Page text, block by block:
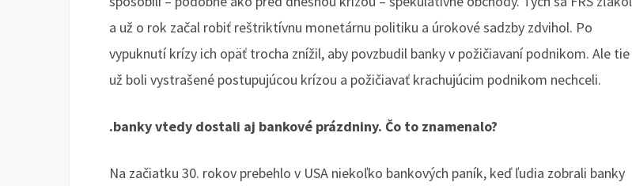
a už o rok začal robiť reštriktívnu monetárnu politiku a úrokové sadzby zdvihol. Po
vypuknutí krízy ich opäť trocha znížil, aby povzbudil banky v požičiavaní podnikom. Ale tie
už boli vystrašené postupujúcou krízou a požičiavať krachujúcim podnikom nechceli.
.banky vtedy dostali aj bankové prázdniny. Čo to znamenalo?
Na začiatku 30. rokov prebehlo v USA niekoľko bankových paník, keď ľudia zobrali banky